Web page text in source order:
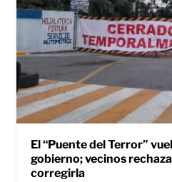
El “Puente del Terror”
gobierno; vecinos
corregirla